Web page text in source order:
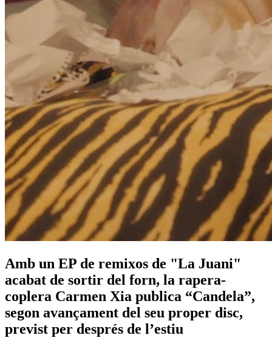
Amb un EP de remixos de "La Juani"
acabat de sortir del forn, la rapera-
coplera Carmen Xia publica “Candela”,
segon avançament del seu proper disc,
previst per després de l’estiu